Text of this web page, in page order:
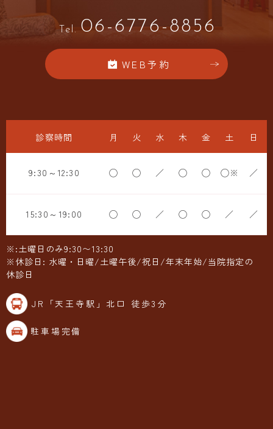
Tel. 06-6776-8856
WEB予約
診察時間 月 火 水 木 金 土 日
9:30～12:30 ◯ ◯ ／ ◯ ◯ ◯※ ／
15:30～19:00 ◯ ◯ ／ ◯ ◯ ／ ／
※:土曜日のみ9:30〜13:30
※休診日: 水曜・日曜/土曜午後/祝日/年末年始/当院指定の
休診日
JR「天王寺駅」北口 徒歩3分
駐車場完備